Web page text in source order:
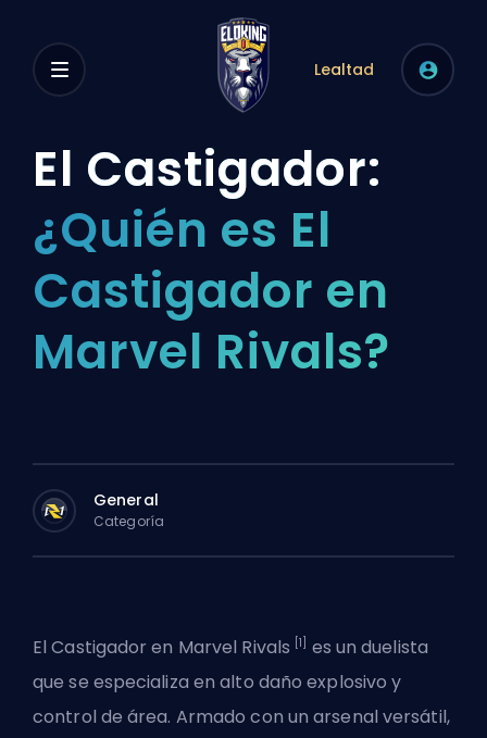
Lealtad
El Castigador:
¿Quién es El
Castigador en
Marvel Rivals?
General
Categoría
El Castigador en Marvel Rivals [1] es unduelista
que se especializa en alto daño explosivo y
control de área. Armado con un arsenal versátil,